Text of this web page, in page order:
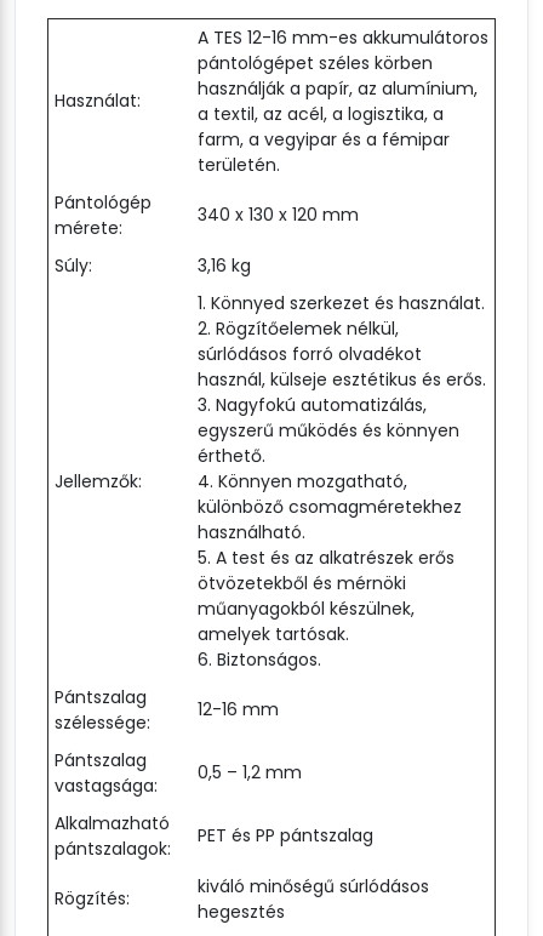
Használat:
A TES 12-16 mm-es akkumulátoros
pántológépet széles körben
használják a papír, az alumínium,
a textil, az acél, a logisztika, a
farm, a vegyipar és a fémipar
területén.
Pántológép
mérete:
340 x 130 x 120 mm
Súly: 3,16 kg
Jellemzők:
1. Könnyed szerkezet és használat.
2. Rögzítőelemek nélkül,
súrlódásos forró olvadékot
használ, külseje esztétikus és erős.
3. Nagyfokú automatizálás,
egyszerű működés és könnyen
érthető.
4. Könnyen mozgatható,
különböző csomagméretekhez
használható.
5. A test és az alkatrészek erős
ötvözetekből és mérnöki
műanyagokból készülnek,
amelyek tartósak.
6. Biztonságos.
Pántszalag
szélessége:
12-16 mm
Pántszalag
vastagsága:
0,5 – 1,2 mm
Alkalmazható
pántszalagok:
PET és PP pántszalag
Rögzítés:
kiváló minőségű súrlódásos
hegesztés